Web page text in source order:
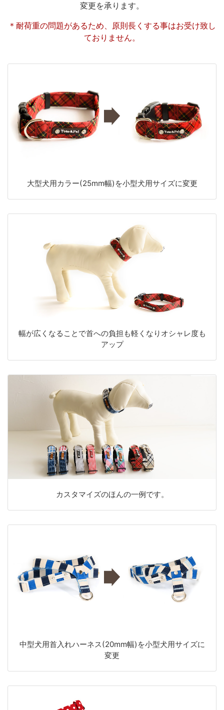
変更を承ります。
＊耐荷重の問題があるため、原則長くする事はお受け致し
ておりません。
大型犬用カラー(25mm幅)を小型犬用サイズに変更
幅が広くなることで首への負担も軽くなりオシャレ度も
アップ
カスタマイズのほんの一例です。
中型犬用首入れハーネス(20mm幅)を小型犬用サイズに
変更